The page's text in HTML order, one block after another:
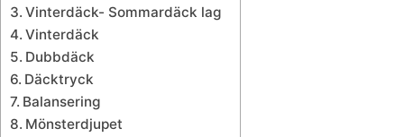
Vinterdäck- Sommardäck lag
Vinterdäck
Dubbdäck
Däcktryck
Balansering
Mönsterdjupet